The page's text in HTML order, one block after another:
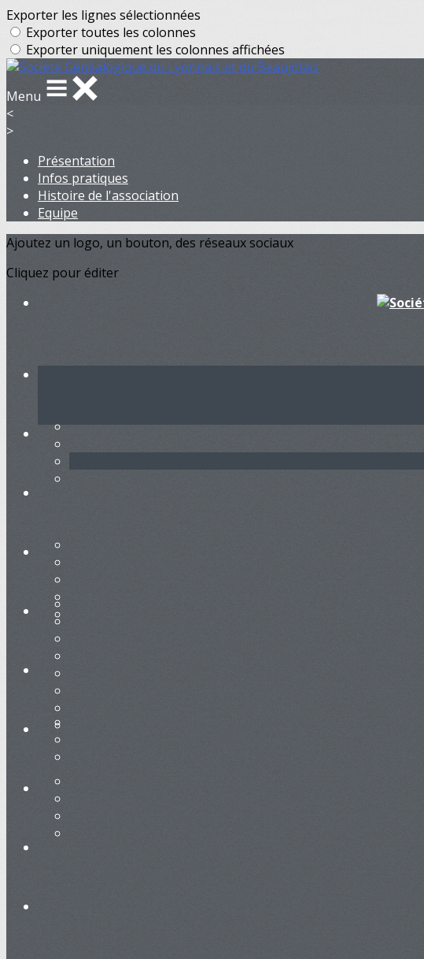
Exporter les lignes sélectionnées
Exporter toutes les colonnes
Exporter uniquement les colonnes affichées
Menu
<
>
Présentation
Infos pratiques
Histoire de l'association
Equipe
Ajoutez un logo, un bouton, des réseaux sociaux
Cliquez pour éditer